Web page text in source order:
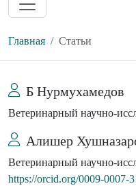
Главная Статьи
Б Нурмухамедов
Ветеринарный научно-
Алишер
Ветеринарный научно-
https://orcid.org/0009-0007-